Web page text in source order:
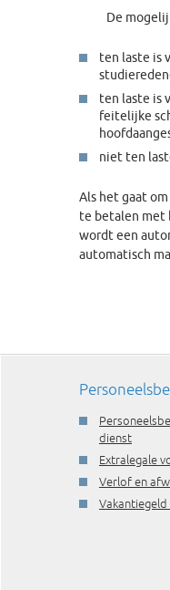
De
ten laste is
ten laste is
feitelijke
niet ten
Als het gaat
te betalen met
wordt een
automatisch
dienst
Extralegale
Verlof en